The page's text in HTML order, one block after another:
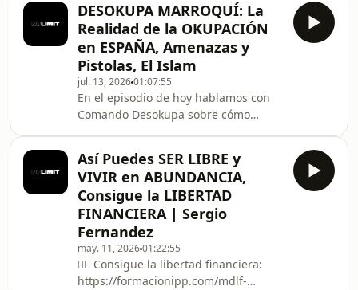
DESOKUPA MARROQUÍ: La
Realidad de la OKUPACIÓN
en ESPAÑA, Amenazas y
Pistolas, El Islam
jul. 13, 202601:07:55
En el episodio de hoy hablamos con
Comando Desokupa sobre cómo
oculta de las mafias y cómo se
gestionan las situaciones de máxima
tensión en primera línea. Tocamos
temas clave como el origen del
proyecto, las diferencias legales con
otros países, las experiencias más
impactantes y peligrosas de su
carrera —incluyendo el momento en
Así Puedes SER LIBRE y
VIVIR en ABUNDANCIA,
Consigue la LIBERTAD
FINANCIERA | Sergio
Fernandez
may. 11, 202601:22:55
👉🏻 Consigue la libertad financiera:
https://formacionipp.com/mdlf-